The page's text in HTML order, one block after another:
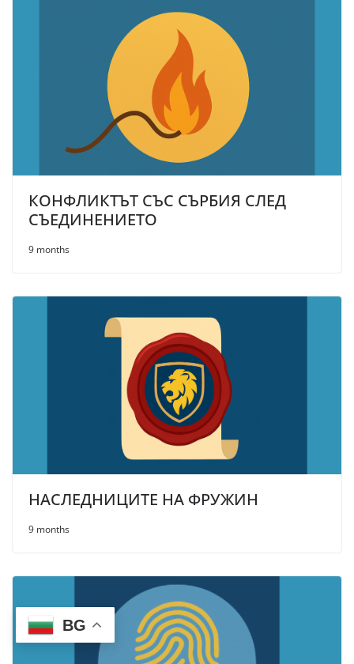
КОНФЛИКТЪТ СЪС СЪРБИЯ СЛЕД
СЪЕДИНЕНИЕТО
9 months
НАСЛЕДНИЦИТЕ НА ФРУЖИН
9 months
BG